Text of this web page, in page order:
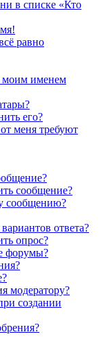
в списке «Кто
равно
моим именем
его?
меня требуют
сообщение?
сообщению?
ответа?
опрос?
форумы?
модератору?
создании